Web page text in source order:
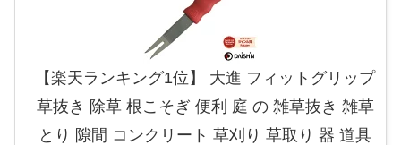
【楽天ランキング1位】 大進 フィットグリップ
草抜き 除草 根こそぎ 便利 庭 の 雑草抜き 雑草
とり 隙間 コンクリート 草刈り 草取り 器 道具